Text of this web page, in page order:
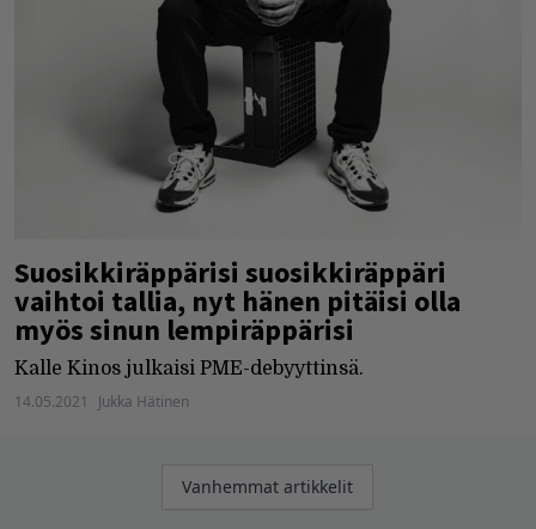
Suosikkiräppärisi suosikkiräppäri
vaihtoi tallia, nyt hänen pitäisi olla
myös sinun lempiräppärisi
Kalle Kinos julkaisi PME-debyyttinsä.
14.05.2021 Jukka Hätinen
Artikkelien
Vanhemmat artikkelit